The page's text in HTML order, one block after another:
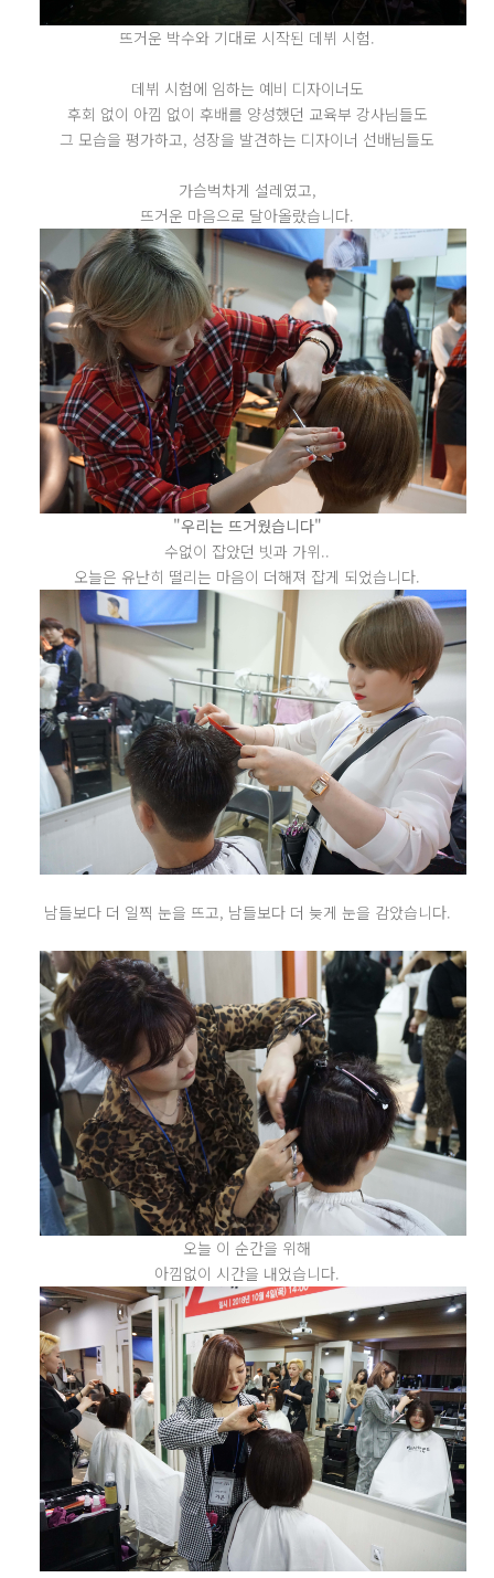
뜨거운 박수와 기대로 시작된 데뷔 시험.
데뷔 시험에 임하는 예비 디자이너도
후회 없이 아낌 없이 후배를 양성했던 교육부 강사님들도
그 모습을 평가하고, 성장을 발견하는 디자이너 선배님들도
가슴벅차게 설레였고,
뜨거운 마음으로 달아올랐습니다.
"우리는 뜨거웠습니다"
수없이 잡았던 빗과 가위..
오늘은 유난히 떨리는 마음이 더해져 잡게 되었습니다.
남들보다 더 일찍 눈을 뜨고, 남들보다 더 늦게 눈을 감았습니다.
오늘 이 순간을 위해
아낌없이 시간을 내었습니다.